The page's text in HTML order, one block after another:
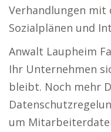
Verhandlungen
Sozialplänen und
Anwalt Laupheim
Ihr Unternehmen
bleibt. Noch mehr
um